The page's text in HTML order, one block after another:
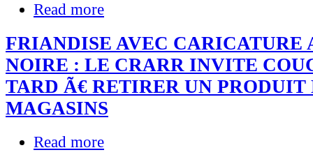
Read more
FRIANDISE AVEC CARICATURE
NOIRE : LE CRARR INVITE
TARD Ã€ RETIRER UN PRODUIT
MAGASINS
Read more